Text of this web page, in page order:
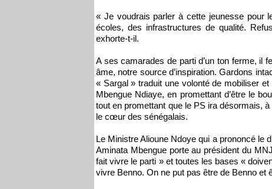
« Je voudrais parler à cette jeunesse pour
écoles, des infrastructures de qualité.
exhorte-t-il.
A ses camarades de parti d’un ton ferme, il
âme, notre source d’inspiration. Gardons
« Sargal » traduit une volonté de mobiliser
Mbengue Ndiaye, en promettant d’être le
tout en promettant que le PS ira désormais,
le cœur des sénégalais.
Le Ministre Alioune Ndoye qui a prononcé le
Aminata Mbengue porte au président du
fait vivre le parti » et toutes les bases «
vivre Benno. On ne put pas être de Benno et